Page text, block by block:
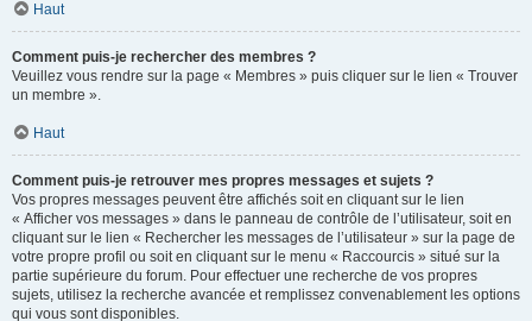
Haut
Comment puis-je rechercher des membres ?
Veuillez vous rendre sur la page « Membres » puis cliquer sur le lien « Trouver
un membre ».
Haut
Comment puis-je retrouver mes propres messages et sujets ?
Vos propres messages peuvent être affichés soit en cliquant sur le lien
« Afficher vos messages » dans le panneau de contrôle de l’utilisateur, soit en
cliquant sur le lien « Rechercher les messages de l’utilisateur » sur la page de
votre propre profil ou soit en cliquant sur le menu « Raccourcis » situé sur la
partie supérieure du forum. Pour effectuer une recherche de vos propres
sujets, utilisez la recherche avancée et remplissez convenablement les options
qui vous sont disponibles.